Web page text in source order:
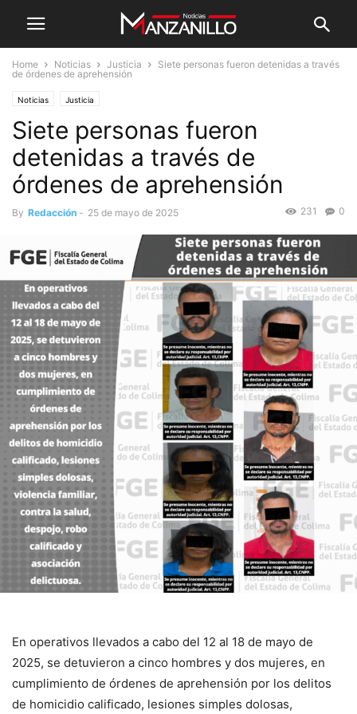
Home Noticias Justicia
Siete personas fueron detenidas a través
de órdenes de aprehensión
Noticias Justicia
Siete personas fueron
detenidas a través de
órdenes de aprehensión
By Redacción - 25 de mayo de 2025 0
231
En operativos llevados a cabo del 12 al 18 de mayo de
2025, se detuvieron a cinco hombres y dos mujeres, en
cumplimiento de órdenes de aprehensión por los delitos
de homicidio calificado, lesiones simples dolosas,